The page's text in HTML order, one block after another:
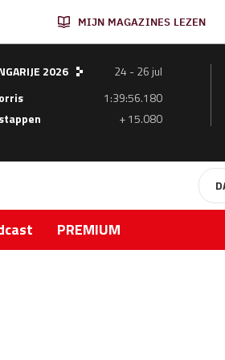
MIJN MAGAZINES LEZEN
2026
24 - 26 jul
1:39:56.180
+ 15.080
PREMIUM